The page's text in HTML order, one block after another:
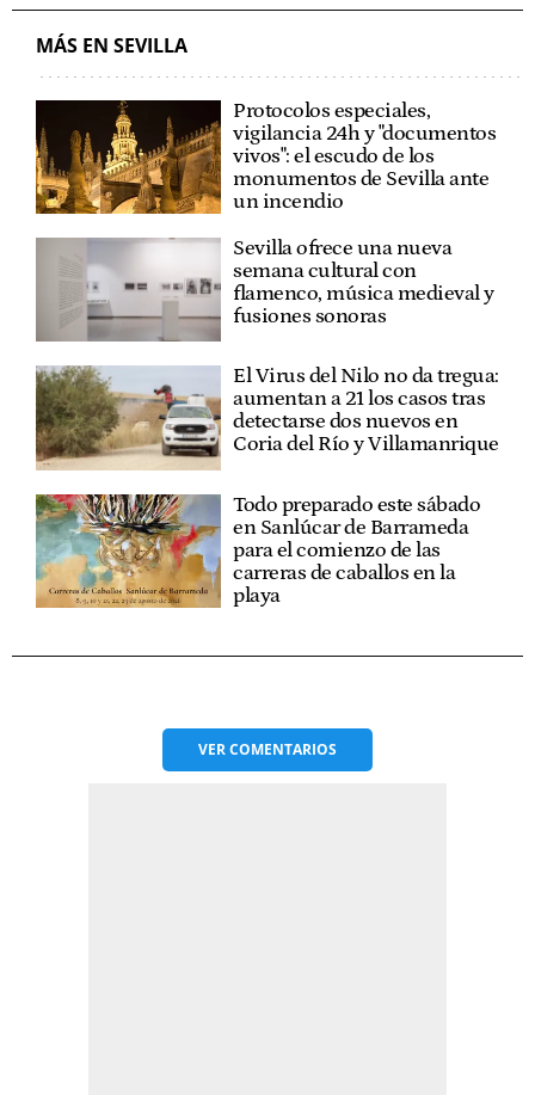
MÁS EN SEVILLA
Protocolos especiales,
vigilancia 24h y "documentos
vivos": el escudo de los
monumentos de Sevilla ante
un incendio
Sevilla ofrece una nueva
semana cultural con
flamenco, música medieval y
fusiones sonoras
El Virus del Nilo no da tregua:
aumentan a 21 los casos tras
detectarse dos nuevos en
Coria del Río y Villamanrique
Todo preparado este sábado
en Sanlúcar de Barrameda
para el comienzo de las
carreras de caballos en la
playa
VERCOMENTARIOS